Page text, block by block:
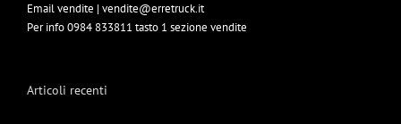
Email vendite | vendite@erretruck.it
Per info 0984 833811 tasto 1 sezione vendite
Articoli recenti